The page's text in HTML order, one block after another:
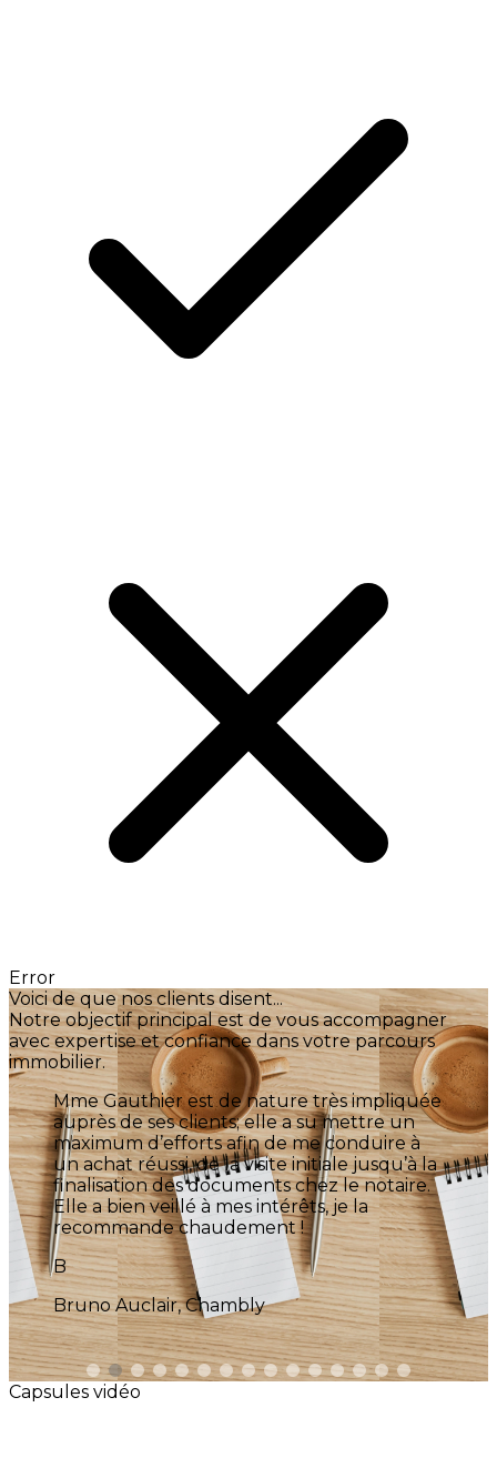
Error
Voici de que nos clients disent...
Notre objectif principal est de vous accompagner
avec expertise et confiance dans votre parcours
immobilier.
un
à
la
Madame Gauthier est #un courtier
immobilier #sans pareil. Elle a été
durant tout le temps de l'inscription.
m'a donné tout plein de conseils
améliorer ma maison. Je la
fortement.
J
Jean-Claude Juaire
Capsules vidéo